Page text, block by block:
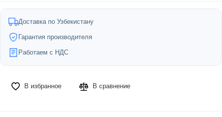
Доставка по Узбекистану
Гарантия производителя
Работаем с НДС
В избранное В сравнение